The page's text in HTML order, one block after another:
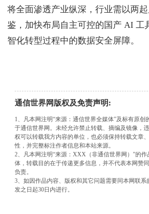
将全面渗透产业纵深，行业需以两
鉴，加快布局自主可控的国产 AI 工
智化转型过程中的数据安全屏障。
通信世界网版权及免责声明:
1、凡本网注明“来源：通信世界全媒体”及标有原创
于通信世界网。未经允许禁止转载、摘编及镜像，
权可以转载我方内容的单位，也必须保持转载文章
性，并完整标注作者信息和本站来源。
2、凡本网注明“来源：XXX（非通信世界网）”的
体，转载目的在于传递更多信息，并不代表本网赞
负责。
3、如因作品内容、版权和其它问题需要同本网联系
发之日起30日内进行。